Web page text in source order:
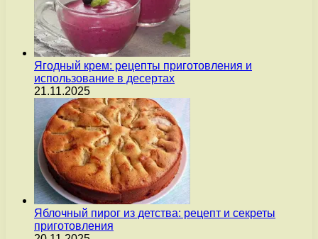
Ягодный крем: рецепты приготовления и
использование в десертах
21.11.2025
Яблочный пирог из детства: рецепт и секреты
приготовления